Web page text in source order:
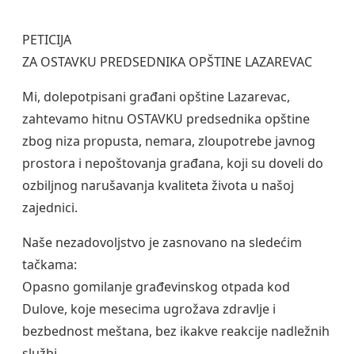
PETICIJA
ZA OSTAVKU PREDSEDNIKA OPŠTINE LAZAREVAC
Mi, dolepotpisani građani opštine Lazarevac,
zahtevamo hitnu OSTAVKU predsednika opštine
zbog niza propusta, nemara, zloupotrebe javnog
prostora i nepoštovanja građana, koji su doveli do
ozbiljnog narušavanja kvaliteta života u našoj
zajednici.
Naše nezadovoljstvo je zasnovano na sledećim
tačkama:
Opasno gomilanje građevinskog otpada kod
Dulove, koje mesecima ugrožava zdravlje i
bezbednost meštana, bez ikakve reakcije nadležnih